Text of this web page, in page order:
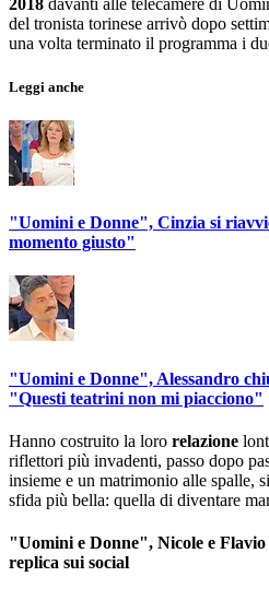
2018 davanti alle telecamere di
del tronista torinese arrivò dopo
una volta terminato il programma i
Leggi anche
"Uomini e Donne", Cinzia si
momento giusto"
"Uomini e Donne", Alessandro
"Questi teatrini non mi piacciono"
Hanno costruito la loro relazione
riflettori più invadenti, passo dopo
insieme e un matrimonio alle spalle,
sfida più bella: quella di diventare
"Uomini e Donne", Nicole e
replica sui social